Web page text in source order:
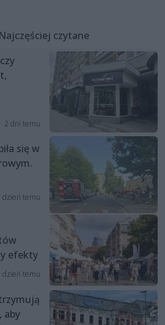
Najczęściej czytane
2 dni temu
się w
dzień temu
efekty
dzień temu
aby